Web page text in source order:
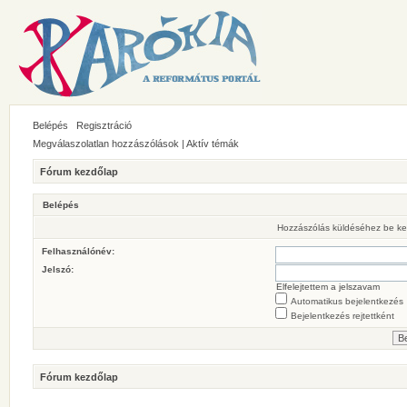
Belépés Regisztráció
Megválaszolatlan hozzászólások | Aktív témák
Fórum kezdőlap
Belépés
Hozzászólás küldéséhez be
Felhasználónév:
Jelszó:
Elfelejtettem a jelszavam
Automatikus bejelentkezés
Bejelentkezés rejtettként
Fórum kezdőlap